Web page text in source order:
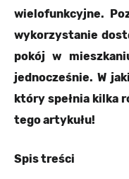
wielofunkcyjne.
wykorzystanie
pokój w
jednocześnie. W
który spełnia kilka
tego artykułu!
Spis treści